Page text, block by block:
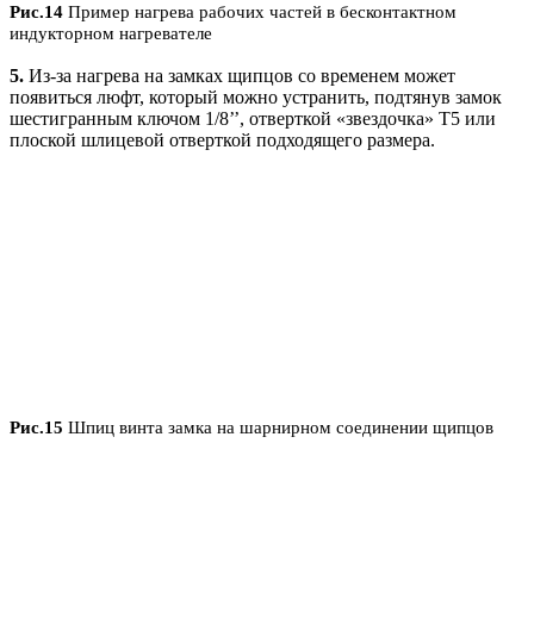
Рис.14 Пример нагрева рабочих частей в бесконтактном
индукторном нагревателе
5. Из-за нагрева на замках щипцов со временем может
появиться люфт, который можно устранить, подтянув замок
шестигранным ключом 1/8’’, отверткой «звездочка» T5 или
плоской шлицевой отверткой подходящего размера.
Рис.15 Шпиц винта замка на шарнирном соединении щипцов